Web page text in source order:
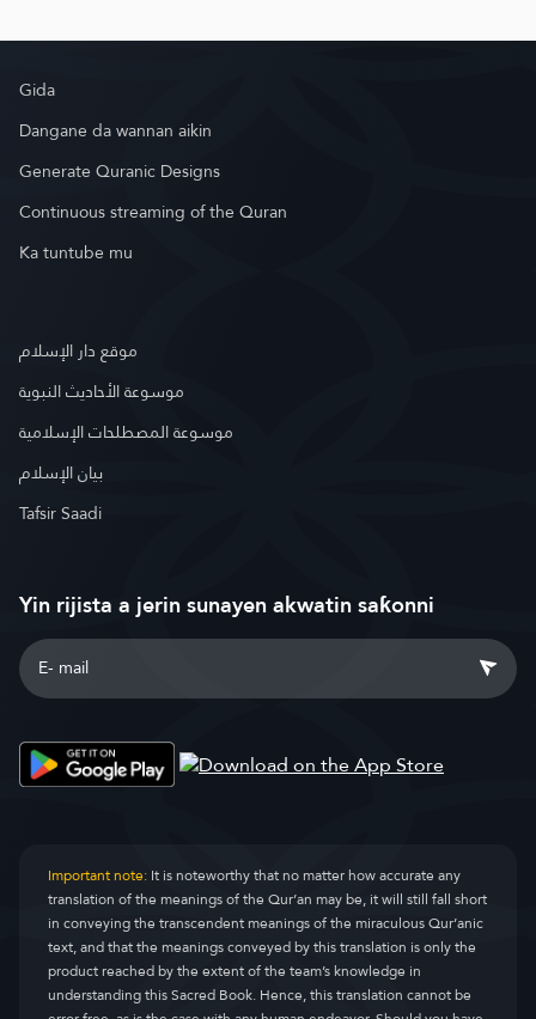
Gida
Dangane da wannan aikin
Generate Quranic Designs
Continuous streaming of the Quran
Ka tuntube mu
موقع دار الإسلام
موسوعة الأحاديث النبوية
موسوعة المصطلحات الإسلامية
بيان الإسلام
Tafsir Saadi
Yin rijista a jerin sunayen akwatin saƙonni
Important note:It is noteworthy that no matter how accurate any
translation of the meanings of the Qur’an may be, it will still fall short
in conveying the transcendent meanings of the miraculous Qur’anic
text, and that the meanings conveyed by this translation is only the
product reached by the extent of the team’s knowledge in
understanding this Sacred Book. Hence, this translation cannot be